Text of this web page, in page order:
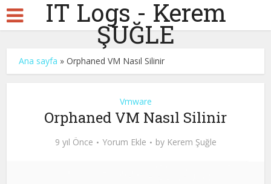
IT Logs - Kerem
ŞUĞLE
Ana sayfa »Orphaned VM Nasıl Silinir
Vmware
Orphaned VM Nasıl Silinir
9 yıl Önce Yorum Ekle by Kerem Şuğle